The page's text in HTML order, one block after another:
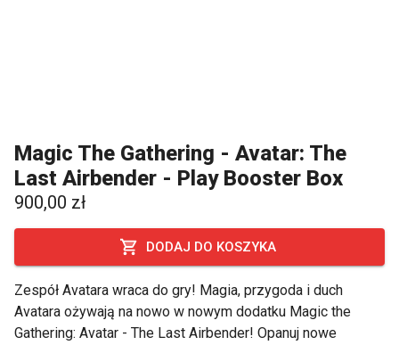
Magic The Gathering - Avatar: The
Last Airbender - Play Booster Box
900,00 zł
DODAJ DO KOSZYKA
Zespół Avatara wraca do gry! Magia, przygoda i duch
Avatara ożywają na nowo w nowym dodatku Magic the
Gathering: Avatar - The Last Airbender! Opanuj nowe